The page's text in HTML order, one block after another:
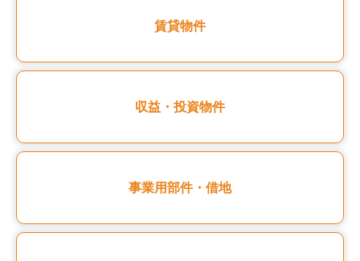
賃貸物件
収益・投資物件
事業用部件・借地